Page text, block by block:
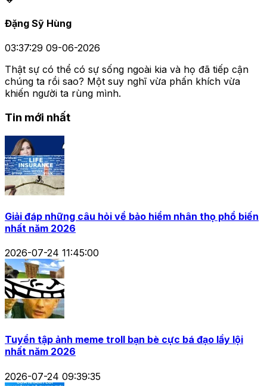
Đặng Sỹ Hùng
03:37:29 09-06-2026
Thật sự có thể có sự sống ngoài kia và họ đã tiếp cận
chúng ta rồi sao? Một suy nghĩ vừa phấn khích vừa
khiến người ta rùng mình.
Tin mới nhất
Giải đáp những câu hỏi về bảo hiểm nhân thọ phổ biến
nhất năm 2026
2026-07-24 11:45:00
Tuyển tập ảnh meme troll bạn bè cực bá đạo lầy lội
nhất năm 2026
2026-07-24 09:39:35